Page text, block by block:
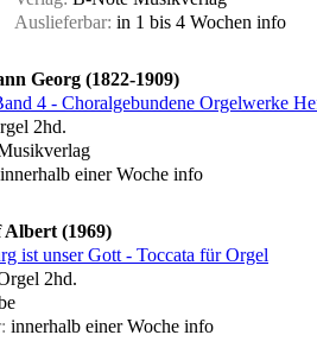
Auslieferbar: in 1 bis 4 Wochen info
Georg (1822-1909)
4 - Choralgebundene Orgelwerke
2hd.
innerhalb einer Woche info
(1969)
ist unser Gott - Toccata für Orgel
2hd.
innerhalb einer Woche info